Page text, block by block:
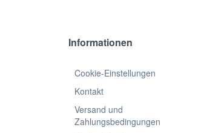
Informationen
Cookie-Einstellungen
Kontakt
Versand und
Zahlungsbedingungen